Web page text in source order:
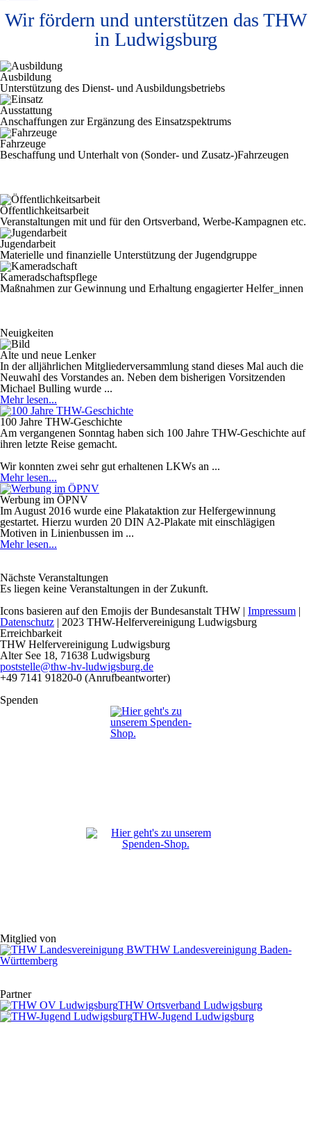
Wir fördern und unterstützen das THW
in Ludwigsburg
Ausbildung
Unterstützung des Dienst- und Ausbildungsbetriebs
Ausstattung
Anschaffungen zur Ergänzung des Einsatzspektrums
Fahrzeuge
Beschaffung und Unterhalt von (Sonder- und Zusatz-)Fahrzeugen
Öffentlichkeitsarbeit
Veranstaltungen mit und für den Ortsverband, Werbe-Kampagnen etc.
Jugendarbeit
Materielle und finanzielle Unterstützung der Jugendgruppe
Kameradschaftspflege
Maßnahmen zur Gewinnung und Erhaltung engagierter Helfer_innen
Neuigkeiten
Alte und neue Lenker
In der alljährlichen Mitgliederversammlung stand dieses Mal auch die
Neuwahl des Vorstandes an. Neben dem bisherigen Vorsitzenden
Michael Bulling wurde ...
Mehr lesen...
100 Jahre THW-Geschichte
Am vergangenen Sonntag haben sich 100 Jahre THW-Geschichte auf
ihren letzte Reise gemacht.
Wir konnten zwei sehr gut erhaltenen LKWs an ...
Mehr lesen...
Werbung im ÖPNV
Im August 2016 wurde eine Plakataktion zur Helfergewinnung
gestartet. Hierzu wurden 20 DIN A2-Plakate mit einschlägigen
Motiven in Linienbussen im ...
Mehr lesen...
Nächste Veranstaltungen
Es liegen keine Veranstaltungen in der Zukunft.
Icons basieren auf den Emojis der Bundesanstalt THW | Impressum |
Datenschutz | 2023 THW-Helfervereinigung Ludwigsburg
Erreichbarkeit
THW Helfervereinigung Ludwigsburg
Alter See 18, 71638 Ludwigsburg
poststelle@thw-hv-ludwigsburg.de
+49 7141 91820-0 (Anrufbeantworter)
Spenden
Mitglied von
THW Landesvereinigung Baden-
Württemberg
Partner
THW Ortsverband Ludwigsburg
THW-Jugend Ludwigsburg